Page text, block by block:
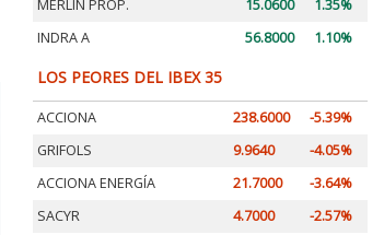
MERLIN PROP.
15.0600
1.35%
INDRA A
56.8000 1.10%
LOS PEORES DEL IBEX 35
ACCIONA 238.6000
-5.39%
GRIFOLS
9.9640
-4.05%
ACCIONA ENERGÍA
21.7000
-3.64%
SACYR
4.7000
-2.57%